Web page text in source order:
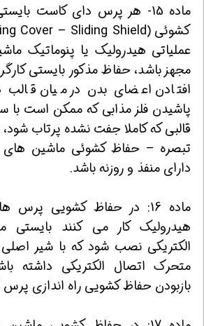
ماده 15- هر پرس دای کاست
عملیاتی هیدرولیک یا پنوماتیک
مجهز باشد، حفاظ مذکور بایستی
افتادن اعضای بدن در میان
پاشیدن فلز مذابی که ممکن است با
قالبی که کاملا جفت نشده پرتاب
تبصره – حفاظ کشوئی ماشین های
دارای منفذ و روزنه باشد.
ماده 16: در حفاظ کشویی پرس
هیدرولیک کار می کنند بایستی
الکتریکی نصب شود که با شیر اصلی
متحرک اتصال الکتریکی داشته
بازبودن حفاظ کشویی راه اندازی پرس